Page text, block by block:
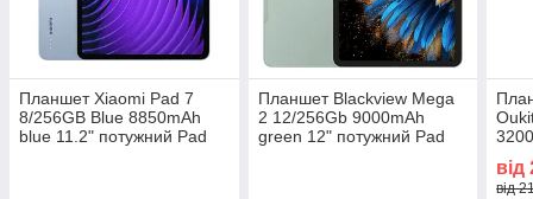
Планшет Xiaomi Pad 7
8/256GB Blue 8850mAh
blue 11.2" потужний Pad
Планшет Blackview Mega
2 12/256Gb 9000mAh
green 12" потужний Pad
від
від